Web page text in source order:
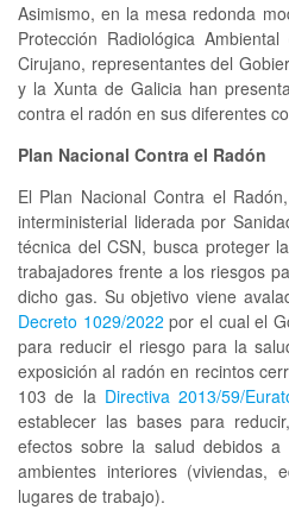
Asimismo, en la mesa redonda
Protección Radiológica
Cirujano, representantes del
y la Xunta de Galicia han
contra el radón en sus diferentes
Plan Nacional Contra el Radón
El Plan Nacional Contra el
interministerial liderada por
técnica del CSN, busca proteger
trabajadores frente a los riesgos
dicho gas. Su objetivo viene
Decreto 1029/2022 por el cual el
para reducir el riesgo para la
exposición al radón en recintos
103 de laDirectiva 2013/59/
establecer las bases para
efectos sobre la salud debidos
ambientes interiores (viviendas,
lugares de trabajo).